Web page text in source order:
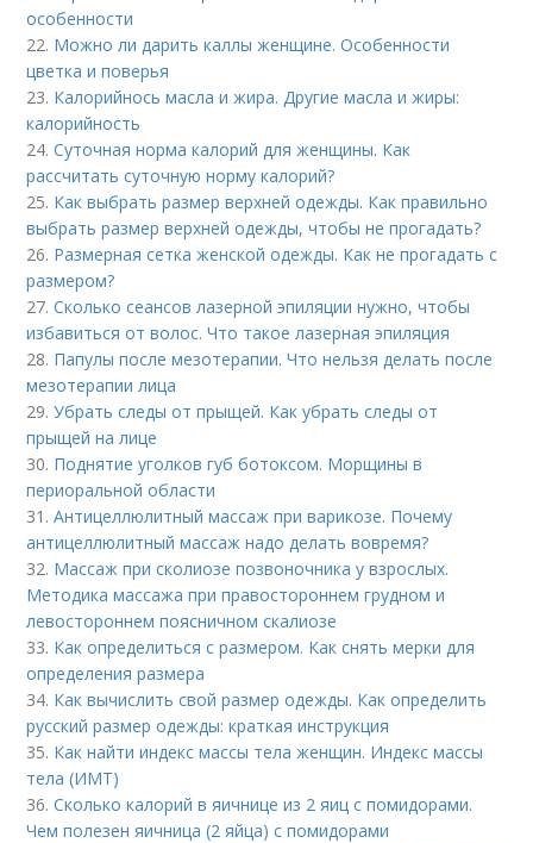
особенности
22. Можно ли дарить каллы женщине. Особенности
цветка и поверья
23. Калорийнось масла и жира. Другие масла и жиры:
калорийность
24.Суточная норма калорий для женщины. Как
рассчитать суточную норму калорий?
25. Как выбрать размер верхней одежды. Как правильно
выбрать размер верхней одежды, чтобы не прогадать?
26. Размерная сетка женской одежды. Как не прогадать с
размером?
27.Сколько сеансов лазерной эпиляции нужно, чтобы
избавиться от волос. Что такое лазерная эпиляция
28. Папулы после мезотерапии. Что нельзя делать после
мезотерапии лица
29.Убрать следы от прыщей. Как убрать следы от
прыщей на лице
30. Поднятие уголков губ ботоксом. Морщины в
периоральной области
31.Антицеллюлитный массаж при варикозе. Почему
антицеллюлитный массаж надо делать вовремя?
32. Массаж при сколиозе позвоночника у взрослых.
Методика массажа при правостороннем грудном и
левостороннем поясничном скалиозе
33. Как определиться с размером. Как снять мерки для
определения размера
34. Как вычислить свой размер одежды. Как определить
русский размер одежды: краткая инструкция
35. Как найти индекс массы тела женщин. Индекс массы
тела (ИМТ)
36.Сколько калорий в яичнице из 2 яиц с помидорами.
Чем полезен яичница (2 яйца) с помидорами